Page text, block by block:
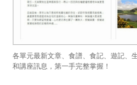
各單元最新文章、食譜、食記、遊記、
和講座訊息，第一手完整掌握！